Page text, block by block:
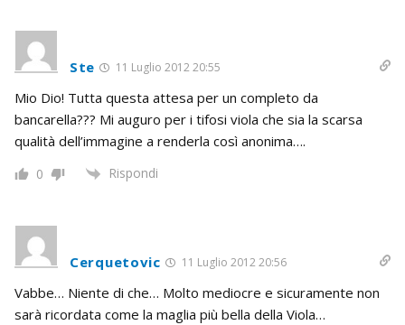
Ste 11 Luglio 2012 20:55
Mio Dio! Tutta questa attesa per un completo da
bancarella??? Mi auguro per i tifosi viola che sia la scarsa
qualità dell’immagine a renderla così anonima….
0 Rispondi
Cerquetovic 11 Luglio 2012 20:56
Vabbe… Niente di che… Molto mediocre e sicuramente non
sarà ricordata come la maglia più bella della Viola…